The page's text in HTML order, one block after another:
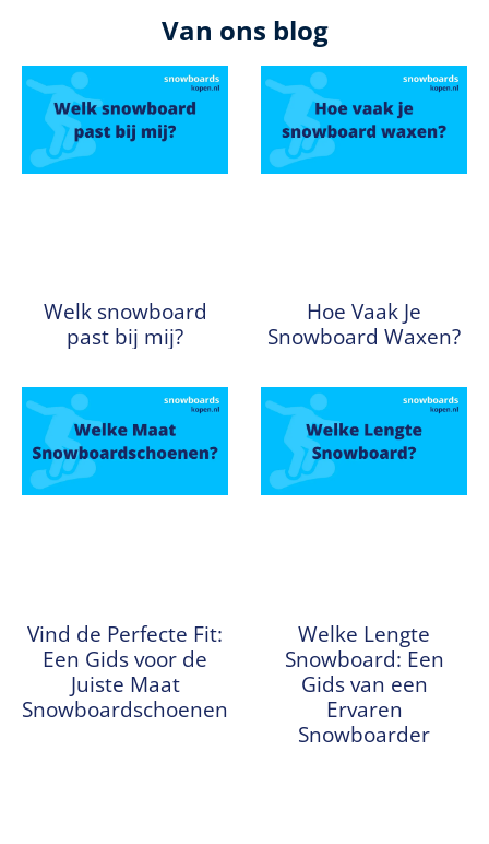
Van ons blog
Welk snowboard
past bij mij?
Hoe Vaak Je
Snowboard Waxen?
Vind de Perfecte Fit:
Een Gids voor de
Juiste Maat
Snowboardschoenen
Welke Lengte
Snowboard: Een
Gids van een
Ervaren
Snowboarder